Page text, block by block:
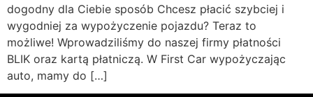
dogodny dla Ciebie sposób Chcesz płacić szybciej i
wygodniej za wypożyczenie pojazdu? Teraz to
możliwe! Wprowadziliśmy do naszej firmy płatności
BLIK oraz kartą płatniczą. W First Car wypożyczając
auto, mamy do […]